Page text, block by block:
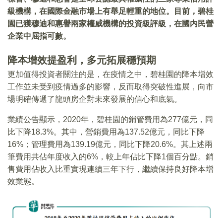
級機構，在國際金融市場上有舉足輕重的地位。目前，碧桂
園已獲穆迪和惠譽兩家權威機構的投資級評級，在國内民營
企業中屈指可數。
降本增效提盈利，多元拓展穩預期
更加值得投資者關注的是，在疫情之中，碧桂園的降本增效
工作並未受到疫情過多的影響，反而取得突破性進展，向市
場明確傳遞了龍頭房企對未來發展的信心和底氣。
業績公告顯示，2020年，碧桂園的銷管費用為277億元，同
比下降18.3%。其中，營銷費用為137.52億元，同比下降
16%；管理費用為139.19億元，同比下降20.6%。其上述兩
筆費用共佔年度收入的6%，較上年佔比下降1個百分點。銷
售費用佔收入比重實現連續三年下行，繼續保持良好降本增
效業態。